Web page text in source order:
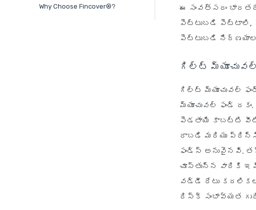
Why Choose Fincover®?
ఈ సంవత్సరం
పెట్టుబడి పెట్టాలి,
పెట్టుబడి
గిల్ట్
గిల్ట్ మ్యూచువల్
మ్యూచువల్ ఫండ్
పెడతాయి కాబట్టి
రాబడి మరియు
ఫండ్స్ అనువైనవి.
చూస్తున్న వారికి
వడ్డీ రేటు
రిస్క్ సంభావ్యత